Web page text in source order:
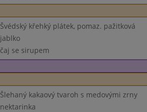
Švédský křehký plátek, pomaz. pažitková
jablko
čaj se sirupem
Šlehaný kakaový tvaroh s medovými zrny
nektarinka